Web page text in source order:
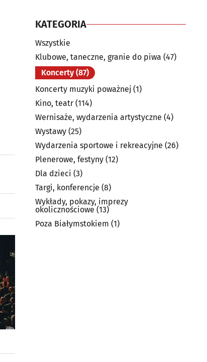
KATEGORIA
Wszystkie
Klubowe, taneczne, granie do piwa (47)
Koncerty (87)
Koncerty muzyki poważnej (1)
Kino, teatr (114)
Wernisaże, wydarzenia artystyczne (4)
Wystawy (25)
Wydarzenia sportowe i rekreacyjne (26)
Plenerowe, festyny (12)
Dla dzieci (3)
Targi, konferencje (8)
Wykłady, pokazy, imprezy
okolicznościowe (13)
Poza Białymstokiem (1)